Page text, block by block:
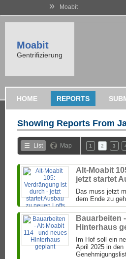
» Moabit
Moabit
Gentrifizierung
HOME REPORTS
Showing Reports From
List Map 1 2 3
Alt-Moabit
jetzt startet
Das muss jetzt
dem Ende zu
Bauarbeiten
Hinterhaus
Im Hof soll ein
April 2025 in den